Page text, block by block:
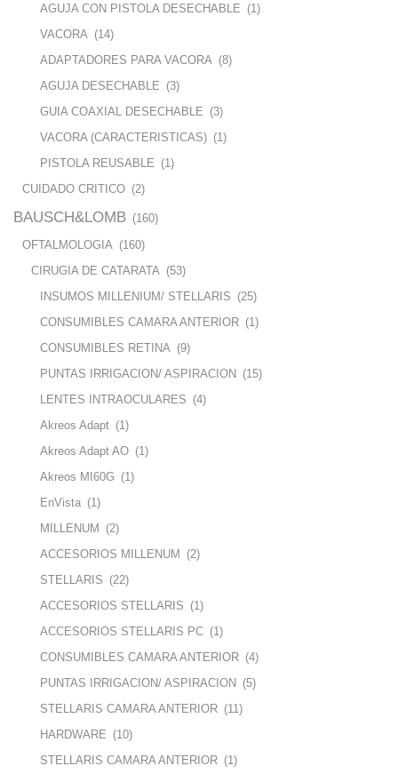
AGUJA CON PISTOLA DESECHABLE (1)
VACORA (14)
ADAPTADORES PARA VACORA (8)
AGUJA DESECHABLE (3)
GUIA COAXIAL DESECHABLE (3)
VACORA (CARACTERISTICAS) (1)
PISTOLA REUSABLE (1)
CUIDADO CRITICO (2)
BAUSCH&LOMB (160)
OFTALMOLOGIA (160)
CIRUGIA DE CATARATA (53)
INSUMOS MILLENIUM/ STELLARIS (25)
CONSUMIBLES CAMARA ANTERIOR (1)
CONSUMIBLES RETINA (9)
PUNTAS IRRIGACION/ ASPIRACION
(15)
LENTES INTRAOCULARES (4)
Akreos Adapt (1)
Akreos Adapt AO (1)
Akreos MI60G (1)
EnVista (1)
MILLENUM
(2)
ACCESORIOS MILLENUM
(2)
STELLARIS (22)
ACCESORIOS STELLARIS (1)
ACCESORIOS STELLARIS PC (1)
CONSUMIBLES CAMARA ANTERIOR (4)
PUNTAS IRRIGACION/ ASPIRACION
(5)
STELLARIS CAMARA ANTERIOR (11)
HARDWARE (10)
STELLARIS CAMARA ANTERIOR (1)